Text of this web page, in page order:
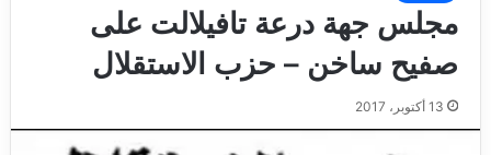
مجلس جهة درعة تافيلالت على
صفيح ساخن‎‎ – حزب الاستقلال
13 أكتوبر، 2017